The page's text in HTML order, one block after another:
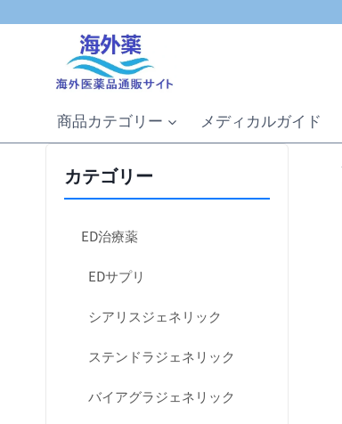
商品カテゴリー メディカルガイド
カテゴリー
ED治療薬
EDサプリ
シアリスジェネリック
ステンドラジェネリック
バイアグラジェネリック